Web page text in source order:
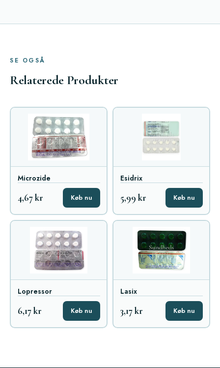
SE OGSÅ
Relaterede Produkter
Microzide
4,67 kr Køb nu
Esidrix
5,99 kr Køb nu
Lopressor
6,17 kr Køb nu
Lasix
3,17 kr Køb nu